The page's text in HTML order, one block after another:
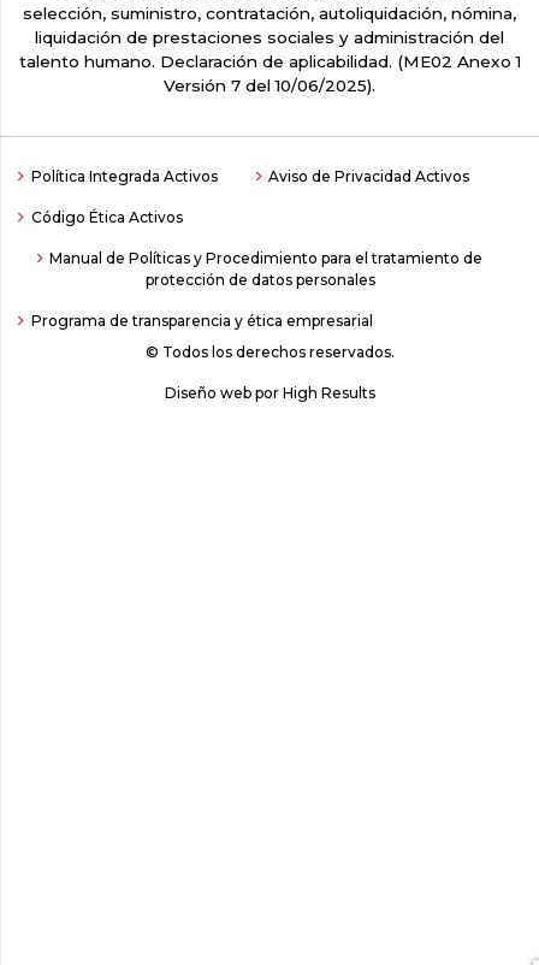
selección, suministro, contratación, autoliquidación, nómina,
liquidación de prestaciones sociales y administración del
talento humano. Declaración de aplicabilidad. (ME02 Anexo 1
Versión 7 del 10/06/2025).
Política Integrada Activos Aviso de Privacidad Activos
Código Ética Activos
Manual de Políticas y Procedimiento para el tratamiento de
protección de datos personales
Programa de transparencia y ética empresarial
© Todos los derechos reservados.
Diseño web por High Results